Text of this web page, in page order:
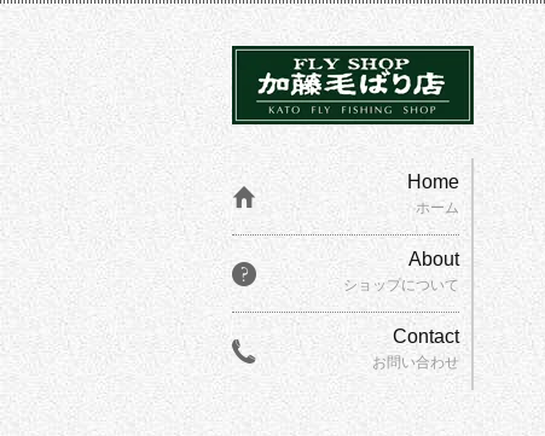
Home
ホーム
About
ショップについて
Contact
お問い合わせ